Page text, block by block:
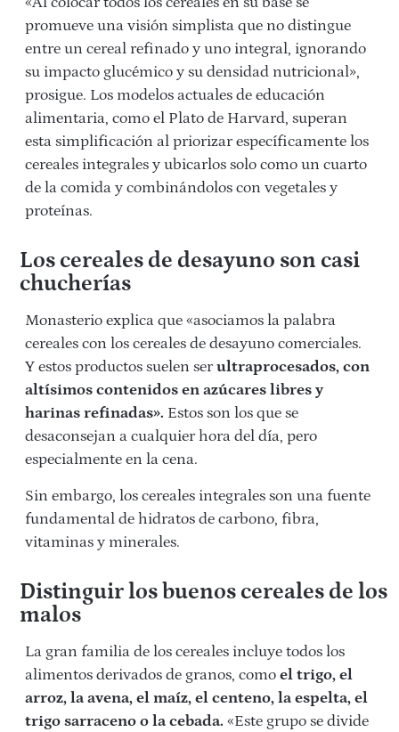
promueve una visión simplista que no distingue
entre un cereal refinado y uno integral, ignorando
su impacto glucémico y su densidad nutricional»,
prosigue. Los modelos actuales de educación
alimentaria, como el Plato de Harvard, superan
esta simplificación al priorizar específicamente los
cereales integrales y ubicarlos solo como un cuarto
de la comida y combinándolos con vegetales y
proteínas.
Los cereales de desayuno son casi
chucherías
Monasterio explica que «asociamos la palabra
cereales con los cereales de desayuno comerciales.
Y estos productos suelen serultraprocesados, con
altísimos contenidos en azúcares libres y
harinas refinadas». Estos son los que se
desaconsejan a cualquier hora del día, pero
especialmente en la cena.
Sin embargo, los cereales integrales son una fuente
fundamental de hidratos de carbono, fibra,
vitaminas y minerales.
Distinguir los buenos cereales de los
malos
La gran familia de los cereales incluye todos los
alimentos derivados de granos, como el trigo, el
arroz, la avena, el maíz, el centeno, la espelta, el
trigo sarraceno o la cebada. «Este grupo se divide